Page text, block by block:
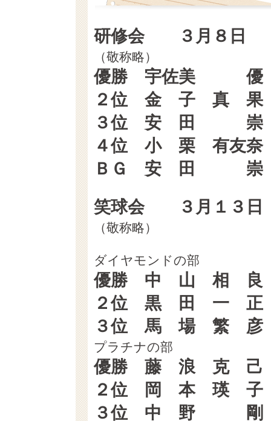
研修会 ３月８日
（敬称略） （
優勝 宇佐美 優
２位 金 子 真
３位 安 田
４位 小 栗 有友
ＢＧ 安 田 崇
笑球会 ３月１３日
（敬称略） （
ダイヤモンドの部
優勝 中 山 相
２位 黒 田 一
３位 馬 場 繁
プラチナの部
優勝 藤 浪 克
２位 岡 本 瑛
３位 中 野 剛